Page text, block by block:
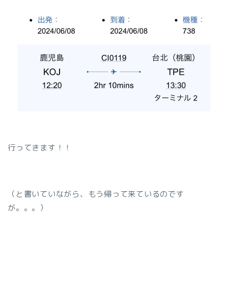
行ってきます！！
（と書いていながら、もう帰って来ているのです
が。。。）